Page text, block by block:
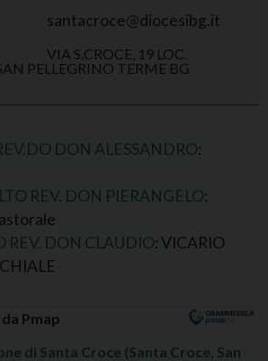
santacroce@diocesibg.it
VIA S.CROCE, 19 LOC.
PELLEGRINO TERME BG
DON ALESSANDRO:
REV. DON PIERANGELO:
REV. DON CLAUDIO: VICARIO
Pmap
di Santa Croce (Santa Croce, San